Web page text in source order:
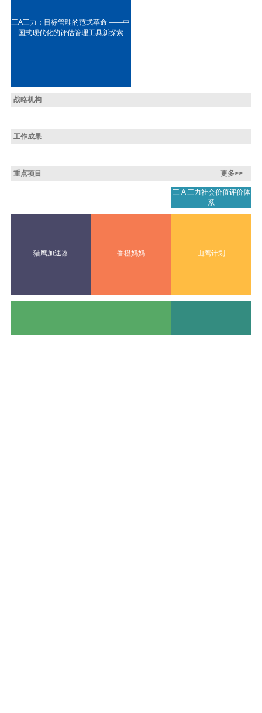
三A三力：目标管理的范式革命 ——中
国式现代化的评估管理工具新探索
战略机构
工作成果
重点项目 更多>>
三 A 三力社会价值评价体
系
猎鹰加速器 香橙妈妈 山鹰计划